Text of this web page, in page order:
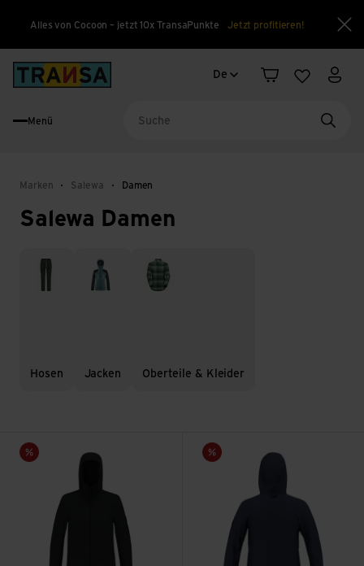
Alles von Cocoon – jetzt 10x TransaPunkte Jetzt profitieren!
Sprachwechsel
De
Warenkorb
Merkliste
Menü
Marken Salewa Damen
Salewa Damen
Hosen
Hosen
Jacken
Jacken
Oberteile & Kleider
Oberteile & Kleider
Sale
Fanes 2L PTX Parka W ansehen
Sale
Fanes 2L PTX 2/1 Jacket W.